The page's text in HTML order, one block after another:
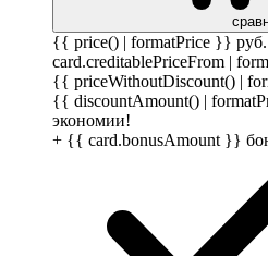
{{ price() | formatPrice }} руб.
card.creditablePriceFrom |
{{ priceWithoutDiscount() |
{{ discountAmount() |
экономии!
+ {{ card.bonusAmount }}